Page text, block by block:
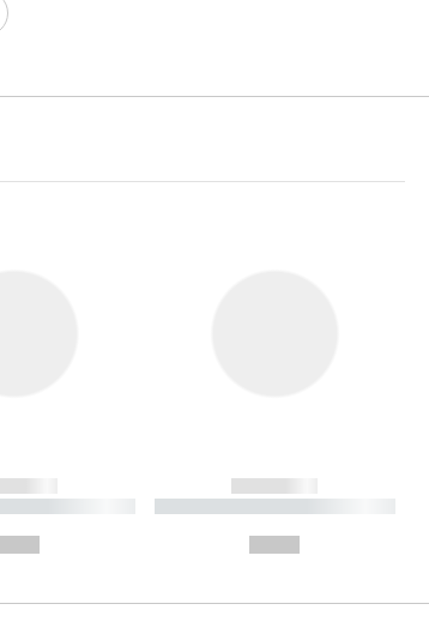
----------
------------
----------- ----------- ----------